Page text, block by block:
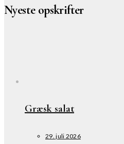
Nyeste opskrifter
Græsk salat
29. juli 2026